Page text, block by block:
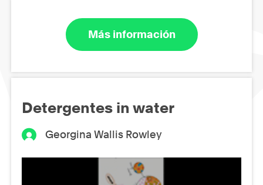
Más información
Detergentes in water
Georgina Wallis Rowley